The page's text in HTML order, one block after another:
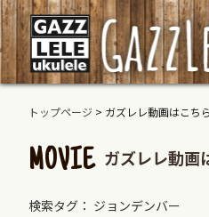
トップページ > ガズレレ動画はこち
MOVIE ガズレレ動画
検索タグ： ジョンデンバー